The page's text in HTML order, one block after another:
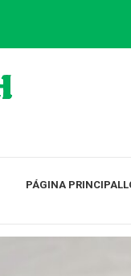
PÁGINA PRINCIPAL